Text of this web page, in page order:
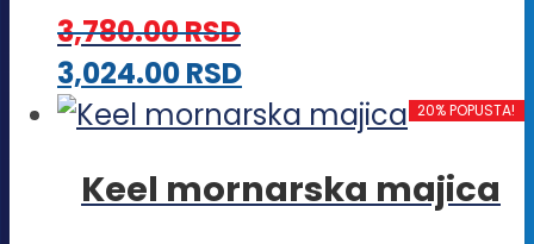
na
stranici
proizvoda.
3,780.00RSD
3,024.00RSDOvaj
proizvod
više
20% POPUSTA!
Keel mornarska majica